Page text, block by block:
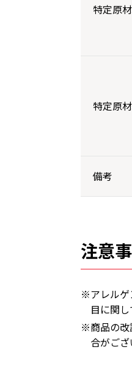
特定原
特定原
備考
注意
※アレルゲ
目に関し
※商品の改
合がご